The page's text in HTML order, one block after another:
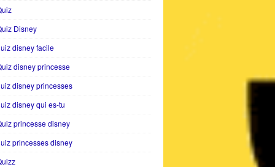
Disney
disney facile
disney princesse
disney princesses
disney qui es-tu
princesse disney
princesses disney